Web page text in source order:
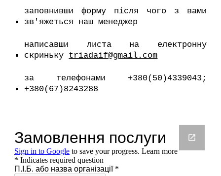
заповнивши форму після чого з вами
зв'яжеться наш менеджер
написавши листа на електронну
скриньку triadaif@gmail.com
за телефонами +380(50)4339043;
+380(67)8243288